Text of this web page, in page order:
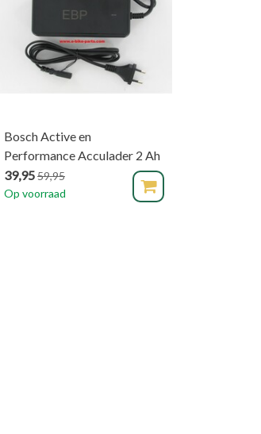
Bosch Active en
Performance Acculader 2 Ah
39,9559,95
Op voorraad